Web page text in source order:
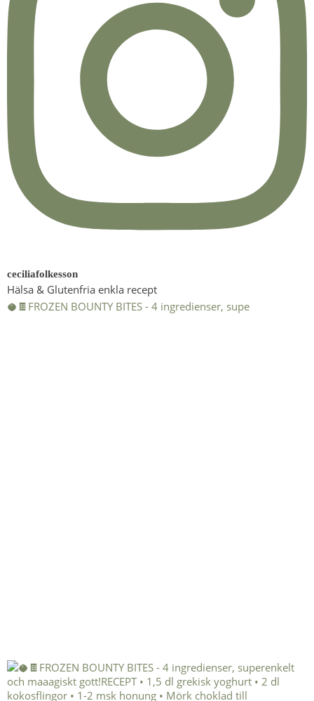
ceciliafolkesson
Hälsa & Glutenfria enkla recept
🥥🍫FROZEN BOUNTY BITES - 4 ingredienser, supe